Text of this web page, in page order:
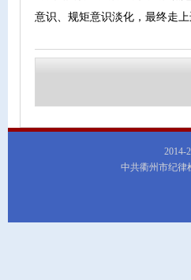
意识、规矩意识淡化，最终走
2014-
中共衢州市纪律